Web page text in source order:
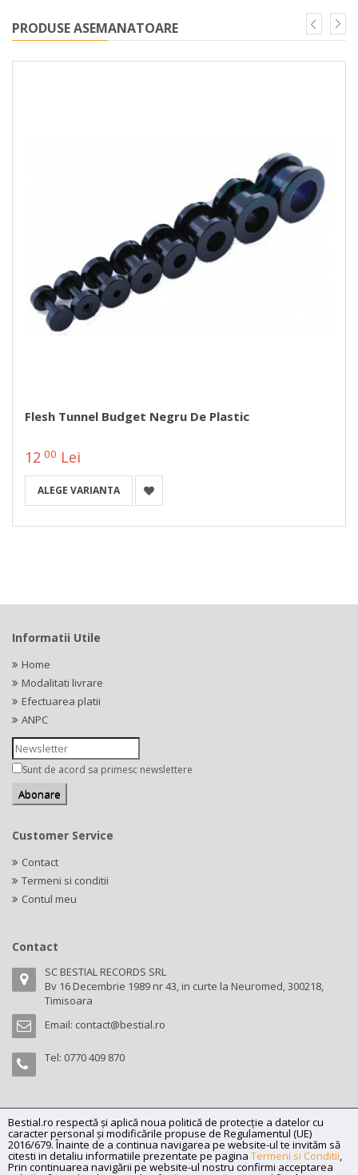
PRODUSE ASEMANATOARE
Flesh Tunnel Budget Negru De Plastic
12 00 Lei
ALEGE VARIANTA
Bestial.ro respectă și aplică noua politică de protecție a datelor cu
caracter personal și modificările propuse de Regulamentul (UE)
2016/679. Înainte de a continua navigarea pe website-ul te invităm să
citesti in detaliu informatiile prezentate pe pagina Termeni si Conditii,
Prin continuarea navigării pe website-ul nostru confirmi acceptarea
Informatii Utile
Home
Modalitati livrare
Efectuarea platii
ANPC
Sunt de acord sa primesc newslettere
Customer Service
Contact
Termeni si conditii
Contul meu
Contact
SC BESTIAL RECORDS SRL
Bv 16 Decembrie 1989 nr 43, in curte la Neuromed, 300218,
Timisoara
Email: contact@bestial.ro
Tel: 0770 409 870
Copyright (C) 2026bestial.ro -All rights reserved.
SC BESTIAL RECORDS SRL, Nr. R.C.: J35/345/2005, C.U.I.: RO17197870,
Adresa: Bv 16 Decembrie 1989 nr 43, in curte la Neuromed, 300218,